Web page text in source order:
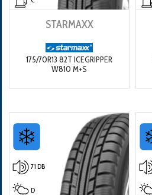
STARMAXX
175/70R13 82T ICEGRIPPER
W810 M+S
71 DB
D